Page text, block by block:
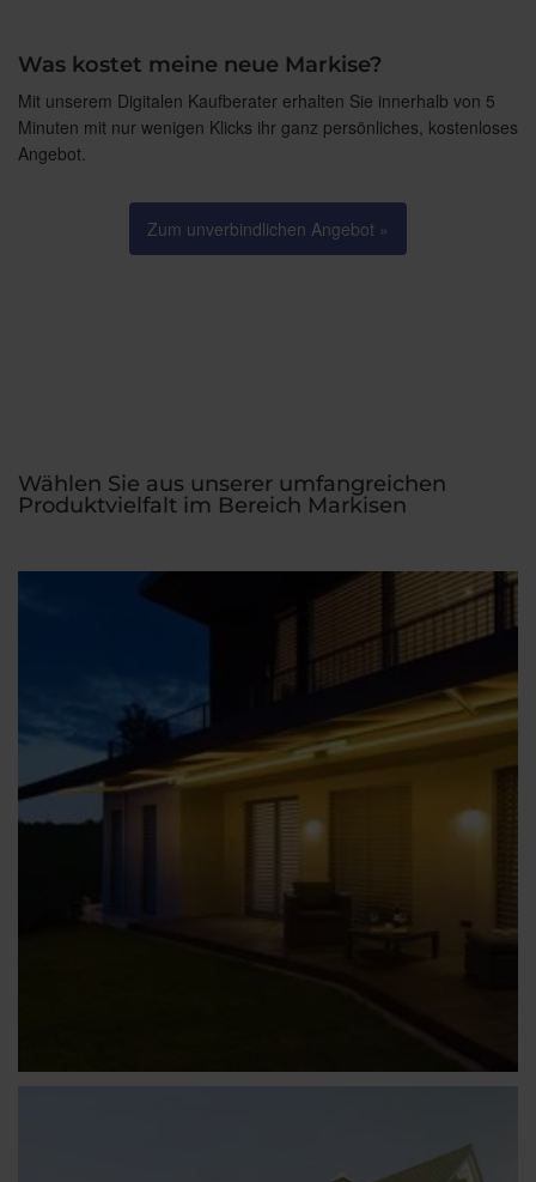
Was kostet meine neue Markise?
Mit unserem Digitalen Kaufberater erhalten Sie innerhalb von 5
Minuten mit nur wenigen Klicks ihr ganz persönliches, kostenloses
Angebot.
Zum unverbindlichen Angebot »
Wählen Sie aus unserer umfangreichen
Produktvielfalt im Bereich Markisen